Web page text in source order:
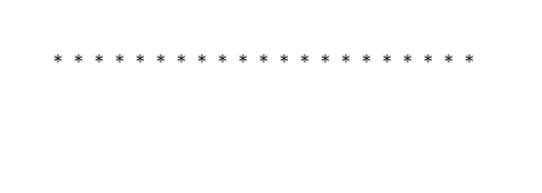
＊＊＊＊＊＊＊＊＊＊＊＊＊＊＊＊＊＊＊＊＊